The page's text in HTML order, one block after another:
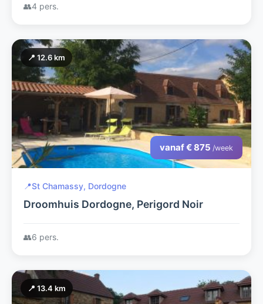
👥4 pers.
📍 12.6 km
vanaf € 875 /week
📍St Chamassy, Dordogne
Droomhuis Dordogne, Perigord Noir
👥6 pers.
📍 13.4 km